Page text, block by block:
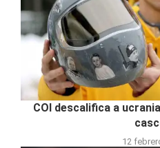
COI descalifica a
12